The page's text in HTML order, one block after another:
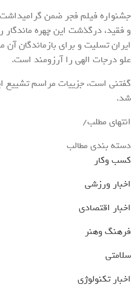
جشنواره فیلم فجر ضمن گرامیداشت
و فقید، درگذشت این چهره ماندگار
ایران تسلیت و برای بازماندگان
علو درجات الهی را آرزومند است.
گفتنی است، جزییات مراسم تشییع
شد.
انتهای مطلب/
دسته بندی مطالب
کسب وکار
اخبار ورزشی
اخبار اقتصادی
فرهنگ وهنر
سلامتی
اخبار تکنولوژی